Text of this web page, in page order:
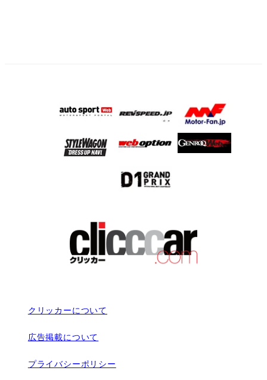
クリッカーについて
広告掲載について
プライバシーポリシー